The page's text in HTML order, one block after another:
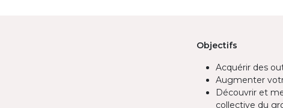
Objectifs
Acquérir des
Augmenter
Découvrir et
collective du